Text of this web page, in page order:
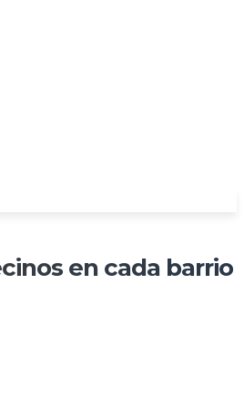
en cada barrio